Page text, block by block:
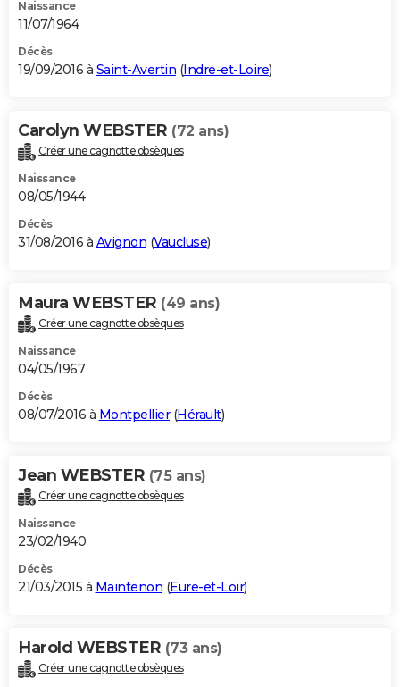
Naissance
11/07/1964
Décès
19/09/2016 à Saint-Avertin (Indre-et-Loire)
Carolyn WEBSTER (72 ans)
Créer une cagnotte obsèques
Naissance
08/05/1944
Décès
31/08/2016 à Avignon (Vaucluse)
Maura WEBSTER (49 ans)
Créer une cagnotte obsèques
Naissance
04/05/1967
Décès
08/07/2016 à Montpellier(Hérault)
Jean WEBSTER (75 ans)
Créer une cagnotte obsèques
Naissance
23/02/1940
Décès
21/03/2015 à Maintenon (Eure-et-Loir)
Harold WEBSTER (73 ans)
Créer une cagnotte obsèques